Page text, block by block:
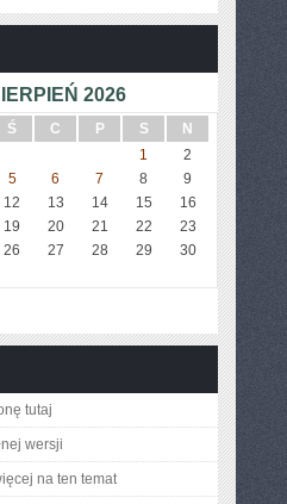
2026
Ś C P S
N
1
2
5 6 7 8
9
12 13 14 15
16
19 20 21 22
23
26 27 28 29
30
tutaj
wersji
na ten temat